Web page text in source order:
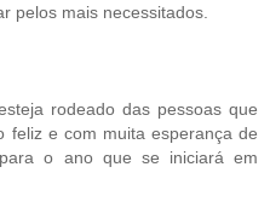
pelos mais necessitados.
rodeado das pessoas que
feliz e com muita esperança de
o ano que se iniciará em